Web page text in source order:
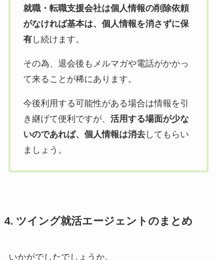
就職・転職支援会社は個人情報の削除依頼
がなければ基本は、個人情報を消さずに保
有し続けます。
その為、退会後もメルマガや電話がかかっ
て来ることが稀にあります。
今後利用する可能性がある場合は情報を引
き継げて便利ですが、 活用する場面が少な
いのであれば、個人情報は消去してもらい
ましょう。
4. ツイング就活エージェントのまとめ
いかがでしたでしょうか。